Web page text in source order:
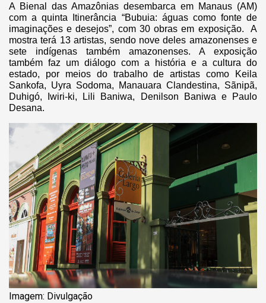
A Bienal das Amazônias desembarca em Manaus (AM)
com a quinta Itinerância “Bubuia: águas como fonte de
imaginações e desejos”, com 30 obras em exposição. A
mostra terá 13 artistas, sendo nove deles amazonenses e
sete indígenas também amazonenses. A exposição
também faz um diálogo com a história e a cultura do
estado, por meios do trabalho de artistas como Keila
Sankofa, Uyra Sodoma, Manauara Clandestina, Sãnipã,
Duhigó, Iwiri-ki, Lili Baniwa, Denilson Baniwa e Paulo
Desana.
Imagem: Divulgação